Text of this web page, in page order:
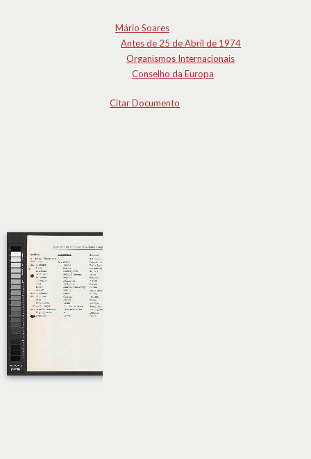
Mário Soares
Antes de 25 de Abril de 1974
Organismos Internacionais
Conselho da Europa
Citar Documento